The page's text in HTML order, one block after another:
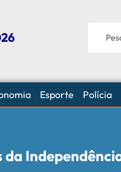
Esporte Polícia